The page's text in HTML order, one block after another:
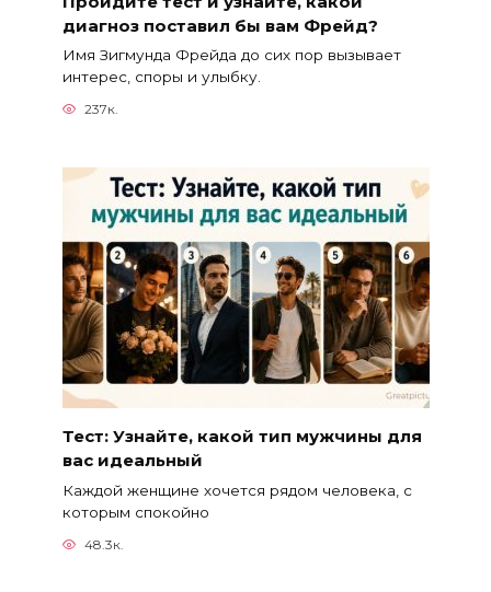
диагноз поставил бы вам Фрейд?
Имя Зигмунда Фрейда до сих пор вызывает
интерес, споры и улыбку.
237к.
Тест: Узнайте, какой тип мужчины для
вас идеальный
Каждой женщине хочется рядом человека, с
которым спокойно
48.3к.